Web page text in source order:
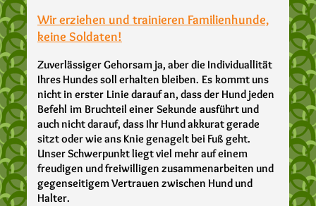
Wir erziehen und trainieren Familienhunde,
keine Soldaten!
Zuverlässiger Gehorsam ja, aber die Individuallität
Ihres Hundes soll erhalten bleiben. Es kommt uns
nicht in erster Linie darauf an, dass der Hund jeden
Befehl im Bruchteil einer Sekunde ausführt und
auch nicht darauf, dass Ihr Hund akkurat gerade
sitzt oder wie ans Knie genagelt bei Fuß geht.
Unser Schwerpunkt liegt viel mehr auf einem
freudigen und freiwilligen zusammenarbeiten und
gegenseitigem Vertrauen zwischen Hund und
Halter.